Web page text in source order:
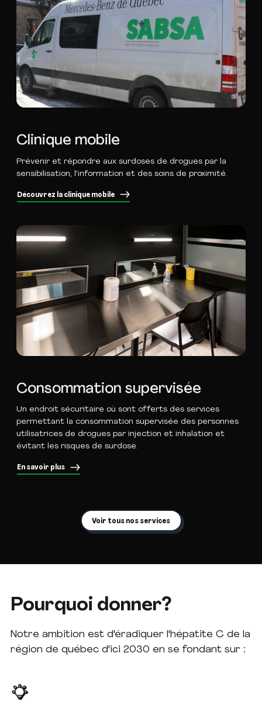
Clinique mobile
Prévenir et répondre aux surdoses de drogues par la
sensibilisation, l’information et des soins de proximité.
Découvrez la clinique mobile
Consommation supervisée
Un endroit sécuritaire où sont offerts des services
permettant la consommation supervisée des personnes
utilisatrices de drogues par injection et inhalation et
évitant les risques de surdose.
En savoir plus
Voir tous nos services
Pourquoi donner?
Notre ambition est d'éradiquer l'hépatite C de la
région de québec d'ici 2030 en se fondant sur :